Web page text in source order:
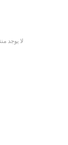
لا يوجد